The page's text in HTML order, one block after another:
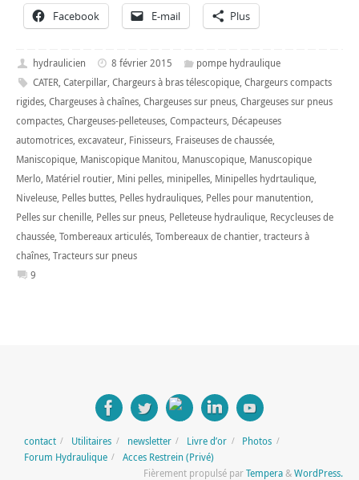
Facebook E-mail Plus
hydraulicien 8 février 2015
pompe hydraulique
CATER, Caterpillar, Chargeurs à bras télescopique, Chargeurs compacts
rigides, Chargeuses à chaînes, Chargeuses sur pneus, Chargeuses sur pneus
compactes, Chargeuses-pelleteuses, Compacteurs, Décapeuses
automotrices, excavateur, Finisseurs, Fraiseuses de chaussée,
Maniscopique, Maniscopique Manitou, Manuscopique, Manuscopique
Merlo, Matériel routier, Mini pelles, minipelles, Minipelles hydrtaulique,
Niveleuse, Pelles buttes, Pelles hydrauliques, Pelles pour manutention,
Pelles sur chenille, Pelles sur pneus, Pelleteuse hydraulique, Recycleuses de
chaussée, Tombereaux articulés, Tombereaux de chantier, tracteurs à
chaînes, Tracteurs sur pneus
9
contact Utilitaires newsletter Livre d’or
Photos
Forum Hydraulique
Acces Restrein (Privé)
Fièrement propulsé parTempera&WordPress.